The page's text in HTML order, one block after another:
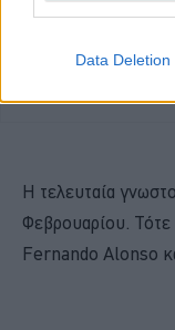
Data Deletion
Η τελευταία
Φεβρουαρίου.
Fernando Alonso